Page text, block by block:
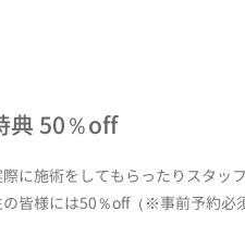
典 50％off
際に施術をしてもらったりスタッ
皆様には50％off（※事前予約必